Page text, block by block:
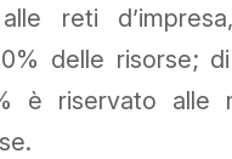
reti
delle risorse;
è riservato alle